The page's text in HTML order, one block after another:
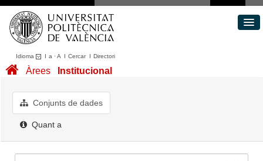
Idioma I a ·A I CercarI Directori
Conjunts de dades
Quant a
Àrees Institucional
Conjunts de dades
Quant a